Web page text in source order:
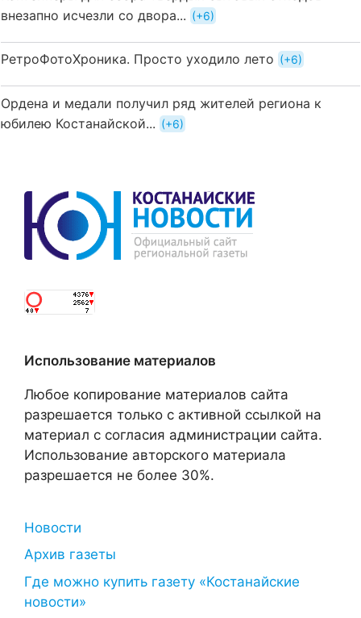
внезапно исчезли со двора...
+6
РетроФотоХроника. Просто уходило лето +6
Ордена и медали получил ряд жителей региона к
юбилею Костанайской...
+6
Использование материалов
Любое копирование материалов сайта
разрешается только с активной ссылкой на
материал с согласия администрации сайта.
Использование авторского материала
разрешается не более 30%.
Новости
Архив газеты
Где можно купить газету «Костанайские
новости»